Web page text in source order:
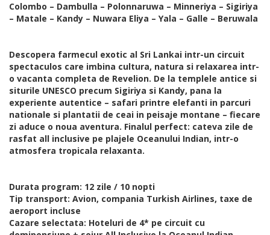
Colombo – Dambulla – Polonnaruwa – Minneriya – Sigiriya
– Matale – Kandy – Nuwara Eliya – Yala – Galle – Beruwala
Descopera farmecul exotic al Sri Lankai intr-un circuit
spectaculos care imbina cultura, natura si relaxarea intr-
o vacanta completa de Revelion. De la templele antice si
siturile UNESCO precum Sigiriya si Kandy, pana la
experiente autentice – safari printre elefanti in parcuri
nationale si plantatii de ceai in peisaje montane – fiecare
zi aduce o noua aventura. Finalul perfect: cateva zile de
rasfat all inclusive pe plajele Oceanului Indian, intr-o
atmosfera tropicala relaxanta.
Durata program: 12 zile / 10 nopti
Tip transport: Avion, compania Turkish Airlines, taxe de
aeroport incluse
Cazare selectata: Hoteluri de 4* pe circuit cu